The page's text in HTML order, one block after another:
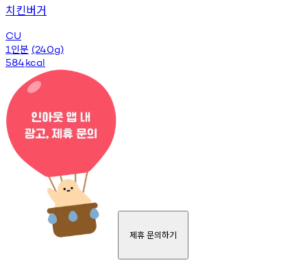
치킨버거
CU
1 인분 (240g)
584kcal
제휴 문의하기